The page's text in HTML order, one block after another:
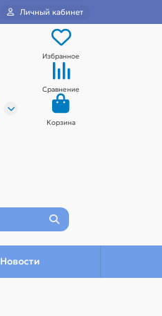
Личный кабинет
Избранное
Сравнение
Корзина
Новости